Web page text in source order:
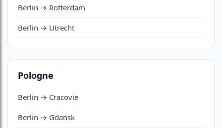
Berlin → Rotterdam
Berlin → Utrecht
Pologne
Berlin → Cracovie
Berlin → Gdansk